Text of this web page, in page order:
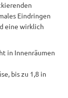
Eindringen
eine wirklich
in Innenräumen
bis zu 1,8 in